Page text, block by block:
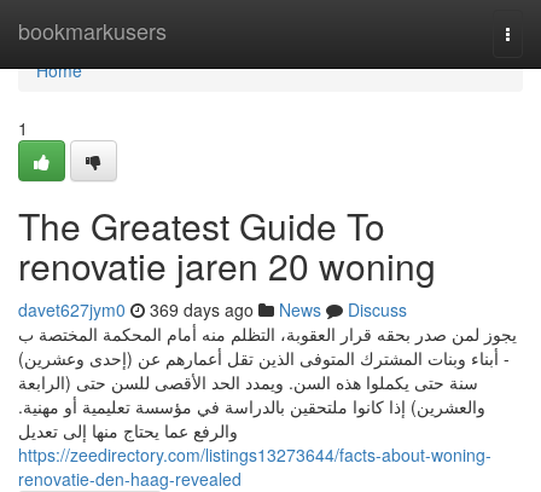
bookmarkusers
Home
Home
1
The Greatest Guide To
renovatie jaren 20 woning
davet627jym0 369 days ago News
Discuss
يجوز لمن صدر بحقه قرار العقوبة، التظلم منه أمام المحكمة المختصة ب
- أبناء وبنات المشترك المتوفى الذين تقل أعمارهم عن (إحدى وعشرين)
سنة حتى يكملوا هذه السن. ويمدد الحد الأقصى للسن حتى (الرابعة
والعشرين) إذا كانوا ملتحقين بالدراسة في مؤسسة تعليمية أو مهنية.
والرفع عما يحتاج منها إلى تعديل
https://zeedirectory.com/listings13273644/facts-about-woning-
renovatie-den-haag-revealed